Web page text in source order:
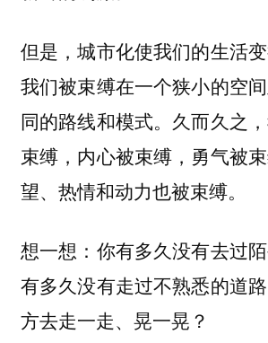
但是，城市化使我们的生活变
我们被束缚在一个狭小的空
同的路线和模式。久而久之
束缚，内心被束缚，勇气被
望、热情和动力也被束缚。
想一想：你有多久没有去过
有多久没有走过不熟悉的道
方去走一走、晃一晃？